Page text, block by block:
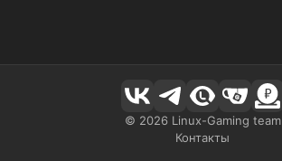
© 2026Linux-Gaming team
Контакты